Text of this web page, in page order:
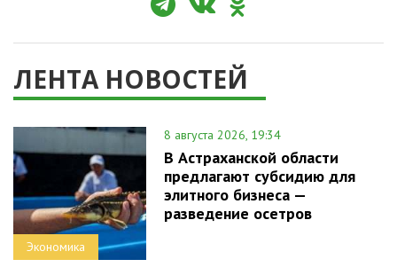
ЛЕНТА НОВОСТЕЙ
Экономика
8 августа 2026, 19:34
В Астраханской области
предлагают субсидию для
элитного бизнеса —
разведение осетров